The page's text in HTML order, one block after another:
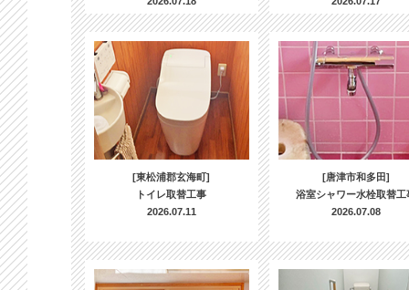
[東松浦郡玄海町]
トイレ取替工事
2026.07.11
[唐津市和多田]
浴室シャワー水栓取替工
2026.07.08